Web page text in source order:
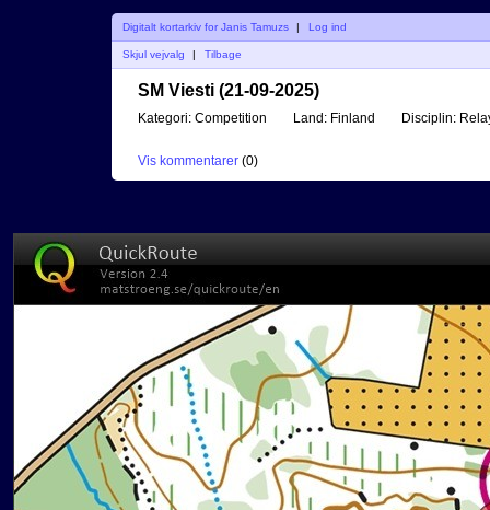
Digitalt kortarkiv for Janis Tamuzs | Log ind
Skjul vejvalg Tilbage
SM Viesti (21-09-2025)
Kategori: Competition Land: Finland Disciplin:
Vis kommentarer (0)